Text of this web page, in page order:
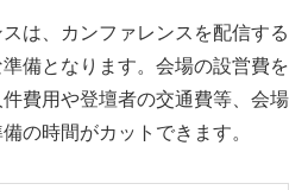
は、カンファレンスを配信する
備となります。会場の設営費を
費用や登壇者の交通費等、会場
の時間がカットできます。